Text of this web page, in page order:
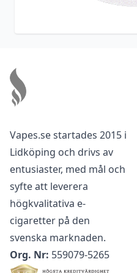
Vapes.se startades 2015 i
Lidköping och drivs av
entusiaster, med mål och
syfte att leverera
högkvalitativa e-
cigaretter på den
svenska marknaden.
Org. Nr: 559079-5265